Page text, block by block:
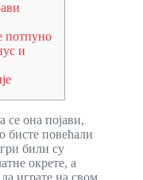
потпуно
и
се она појави,
бисте повећали
били су
окрете, а
играте на свом